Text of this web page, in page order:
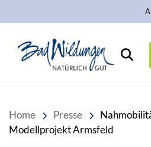
Stadt
Home Presse
Modellprojekt Armsfeld